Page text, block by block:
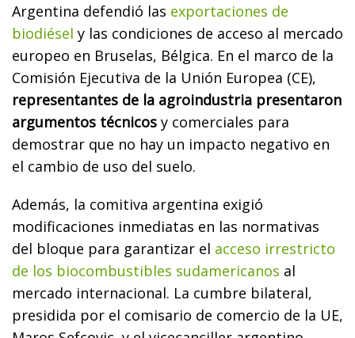
Argentina defendió las exportaciones de
biodiésel y las condiciones de acceso al mercado
europeo en Bruselas, Bélgica. En el marco de la
Comisión Ejecutiva de la Unión Europea (CE),
representantes de la agroindustria presentaron
argumentos técnicos y comerciales para
demostrar que no hay un impacto negativo en
el cambio de uso del suelo.
Además, la comitiva argentina exigió
modificaciones inmediatas en las normativas
del bloque para garantizar el acceso irrestricto
de los biocombustibles sudamericanos al
mercado internacional. La cumbre bilateral,
presidida por el comisario de comercio de la UE,